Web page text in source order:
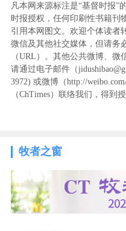
凡本网来源标注是“基督时报”
时报授权，任何印刷性书籍刊
引用本网图文。欢迎个体读者
微信及其他社交媒体，但请务
（URL）。其他公共微博、微
请通过电子邮件（
3972) ‬或微博（http://
（ChTimes）联络我们，得到
牧者之窗